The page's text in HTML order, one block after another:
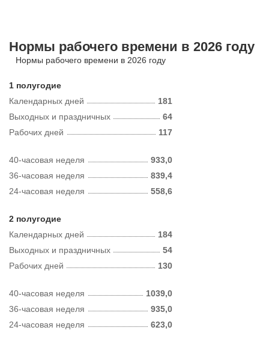
Нормы рабочего времени в 2026 году
Нормы рабочего времени в 2026 году
1 полугодие
Календарных дней
181
Рабочих дней 117
Выходных и праздничных 64
40-часовая неделя
933,0
36-часовая неделя
839,4
24-часовая неделя
558,6
2 полугодие
Календарных дней
184
Рабочих дней 130
Выходных и праздничных 54
40-часовая неделя
1039,0
36-часовая неделя
935,0
24-часовая неделя
623,0